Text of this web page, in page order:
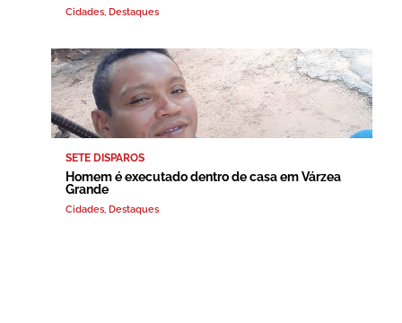
Cidades, Destaques
SETE DISPAROS
Homem é executado dentro de casa em Várzea
Grande
Cidades, Destaques